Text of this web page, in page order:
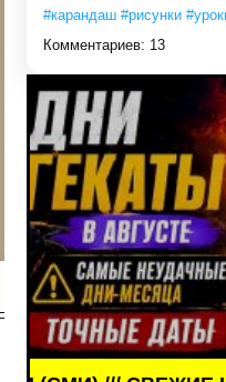
#карандаш #рисунки
Комментариев: 13